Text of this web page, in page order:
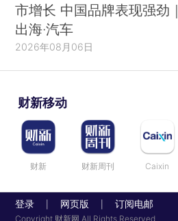
市增长 中国品牌表现强劲｜
出海·汽车
2026年08月06日
财新移动
财新 财新周刊 Caixin
登录 网页版 订阅电邮
Copyright 财新网 All Rights Reserved